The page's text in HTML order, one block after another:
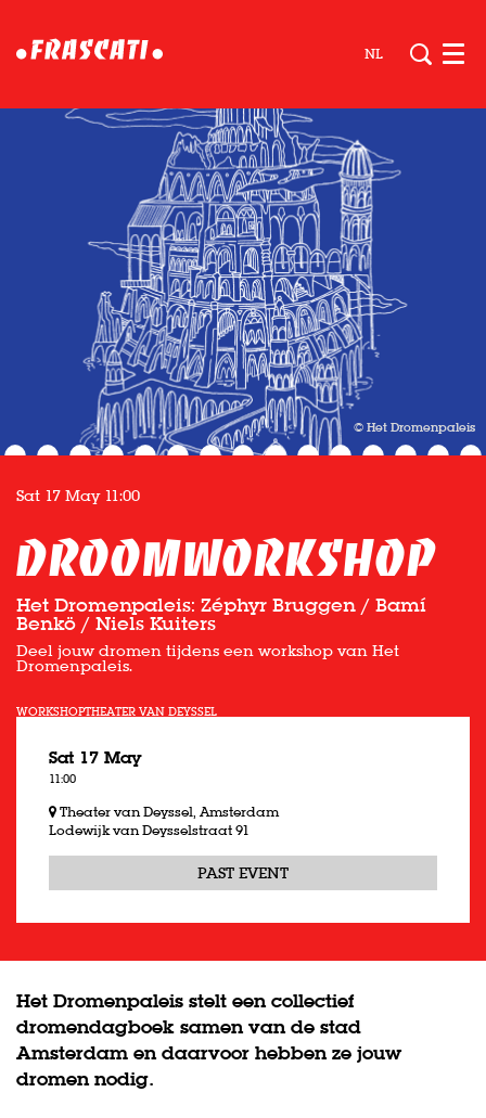
NL
© Het Dromenpaleis
Droomworkshop
Het Dromenpaleis: Zéphyr Bruggen / Bamí
Benkö / Niels Kuiters
Sat 17 May 11:00
Deel jouw dromen tijdens een workshop van Het
Dromenpaleis.
WORKSHOPTHEATER VAN DEYSSEL
Sat 17 May
11:00
Theater van Deyssel, Amsterdam
Lodewijk van Deysselstraat 91
PAST EVENT
Het Dromenpaleis stelt een collectief
dromendagboek samen van de stad
Amsterdam en daarvoor hebben ze jouw
dromen nodig.